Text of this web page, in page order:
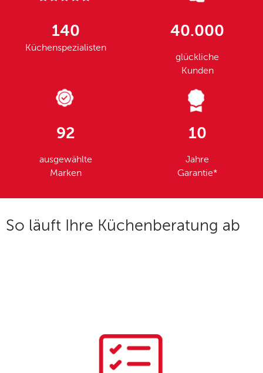
140
Küchenspezialisten
40.000
glückliche
Kunden
92
ausgewählte
Marken
10
Jahre
Garantie*
So läuft Ihre Küchenberatung ab